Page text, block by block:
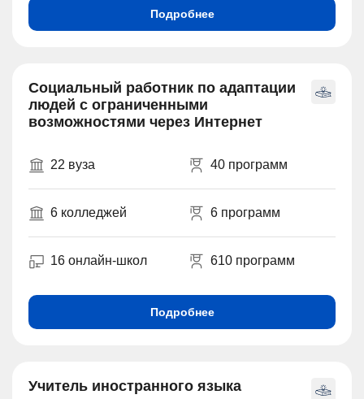
Подробнее
Социальный работник по адаптации
людей с ограниченными
возможностями через Интернет
22 вуза 40 программ
6 колледжей 6 программ
16 онлайн-школ 610 программ
Подробнее
Учитель иностранного языка